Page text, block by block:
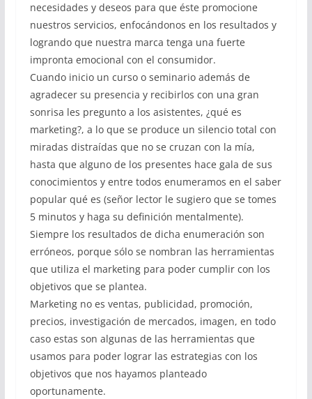
necesidades y deseos para que éste promocione
nuestros servicios, enfocándonos en los resultados y
logrando que nuestra marca tenga una fuerte
impronta emocional con el consumidor.
Cuando inicio un curso o seminario además de
agradecer su presencia y recibirlos con una gran
sonrisa les pregunto a los asistentes, ¿qué es
marketing?, a lo que se produce un silencio total con
miradas distraídas que no se cruzan con la mía,
hasta que alguno de los presentes hace gala de sus
conocimientos y entre todos enumeramos en el saber
popular qué es (señor lector le sugiero que se tomes
5 minutos y haga su definición mentalmente).
Siempre los resultados de dicha enumeración son
erróneos, porque sólo se nombran las herramientas
que utiliza el marketing para poder cumplir con los
objetivos que se plantea.
Marketing no es ventas, publicidad, promoción,
precios, investigación de mercados, imagen, en todo
caso estas son algunas de las herramientas que
usamos para poder lograr las estrategias con los
objetivos que nos hayamos planteado
oportunamente.